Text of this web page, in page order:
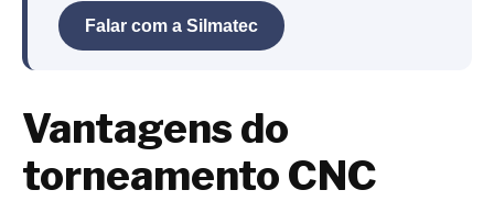
Falar com a Silmatec
Vantagens do
torneamento CNC